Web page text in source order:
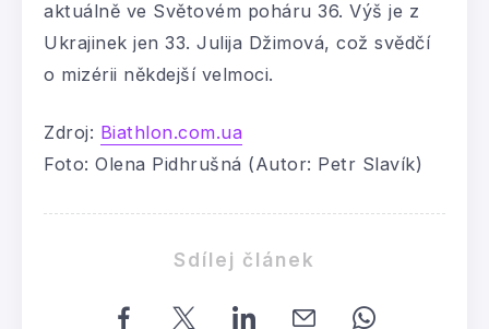
aktuálně ve Světovém poháru 36. Výš je z
Ukrajinek jen 33. Julija Džimová, což svědčí
o mizérii někdejší velmoci.
Zdroj: Biathlon.com.ua
Foto: Olena Pidhrušná (Autor: Petr Slavík)
Sdílej článek